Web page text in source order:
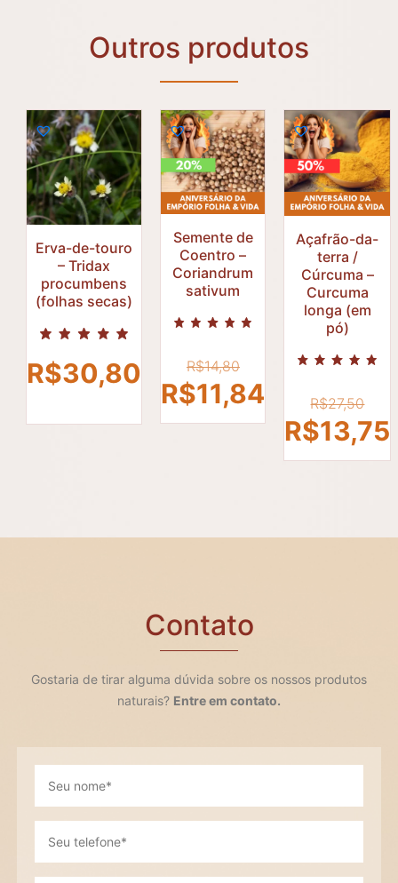
Outros produtos
Erva-de-touro
– Tridax
procumbens
(folhas secas)
R$30,80
R$
Semente de
Coentro –
Coriandrum
sativum
R$14,80O
preço
original
era:
R$11,84
preço
atual
R$14,80
R$11,84
Açafrão-da-
terra /
Cúrcuma –
Curcuma
longa (em
pó)
R$27,50O
R$13,75
R$27,50
13,75
Contato
Gostaria de tirar alguma dúvida sobre os nossos produtos
naturais? Entre em contato.